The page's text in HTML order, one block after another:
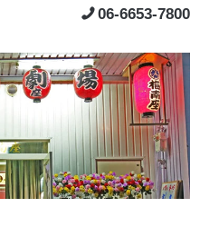
06-6653-7800